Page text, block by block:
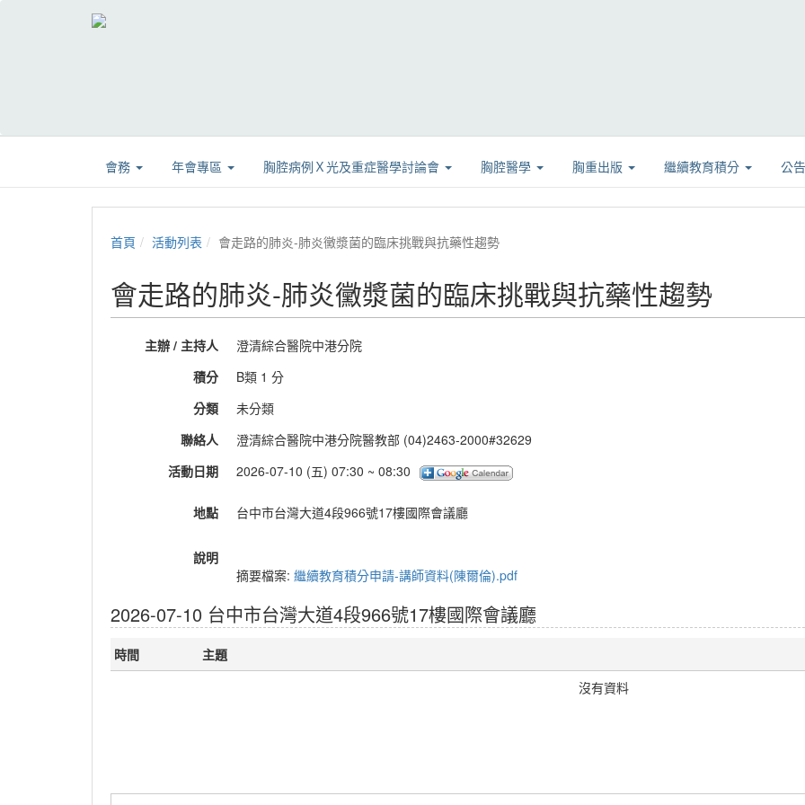
會務 年會專區 胸腔病例Ｘ光及重症醫學討論會 胸腔醫學 胸重出版 繼續教育積分 公
首頁 活動列表 會走路的肺炎-肺炎黴漿菌的臨床挑戰與抗藥性趨勢
會走路的肺炎-肺炎黴漿菌的臨床挑戰與抗藥性趨勢
主辦 / 主持人
澄清綜合醫院中港分院
積分
B類 1 分
分類
未分類
聯絡人
澄清綜合醫院中港分院醫教部 (04)2463-2000#32629
活動日期
2026-07-10 (五) 07:30 ~ 08:30
地點 台中市台灣大道4段966號17樓國際會議廳
說明
摘要檔案: 繼續教育積分申請-講師資料(陳爾倫).pdf
2026-07-10 台中市台灣大道4段966號17樓國際會議廳
時間
主題
沒有資料